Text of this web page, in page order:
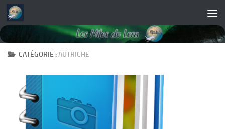
Skip to content
CATÉGORIE :AUTRICHE